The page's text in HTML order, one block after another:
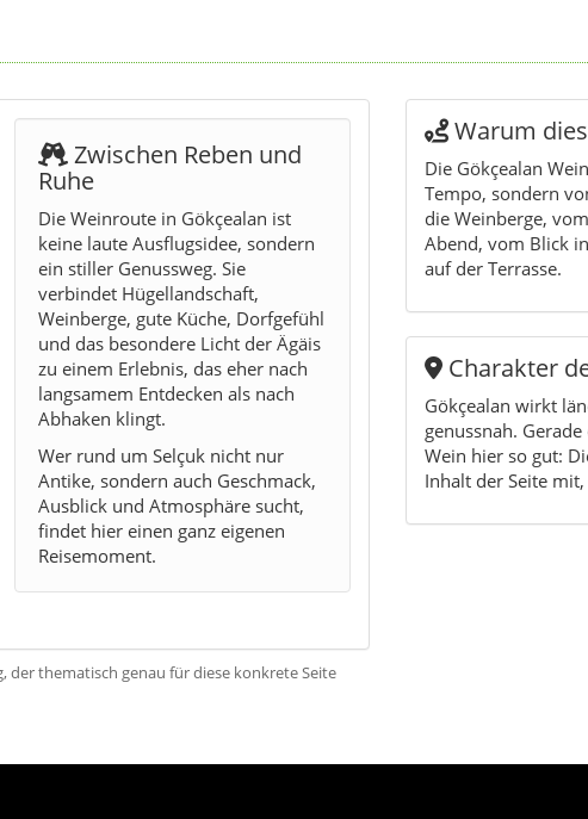
Zwischen Reben und
Ruhe
Die Weinroute in Gökçealan ist
keine laute Ausflugsidee, sondern
ein stiller Genussweg. Sie
verbindet Hügellandschaft,
Weinberge, gute Küche, Dorfgefühl
und das besondere Licht der Ägäis
zu einem Erlebnis, das eher nach
langsamem Entdecken als nach
Abhaken klingt.
Wer rund um Selçuk nicht nur
Antike, sondern auch Geschmack,
Ausblick und Atmosphäre sucht,
findet hier einen ganz eigenen
Reisemoment.
der thematisch genau für diese konkrete Seite
Warum
Die Gökçealan
Tempo, sondern
die Weinberge,
Abend, vom Blick
auf der Terrasse.
Charakter
Gökçealan wirkt
genussnah.
Wein hier so gut:
Inhalt der Seite